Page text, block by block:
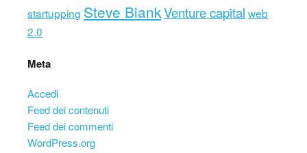
startupping Steve BlankVenture capital web
2.0
Meta
Accedi
Feed dei contenuti
Feed dei commenti
WordPress.org